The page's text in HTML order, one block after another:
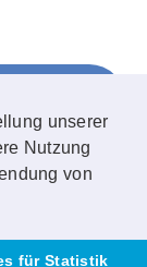
unserer
Nutzung
von
für Statistik